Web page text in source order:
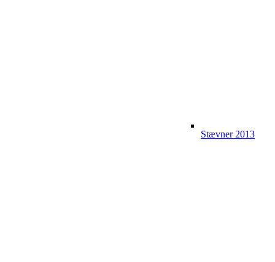
Stævner 2013